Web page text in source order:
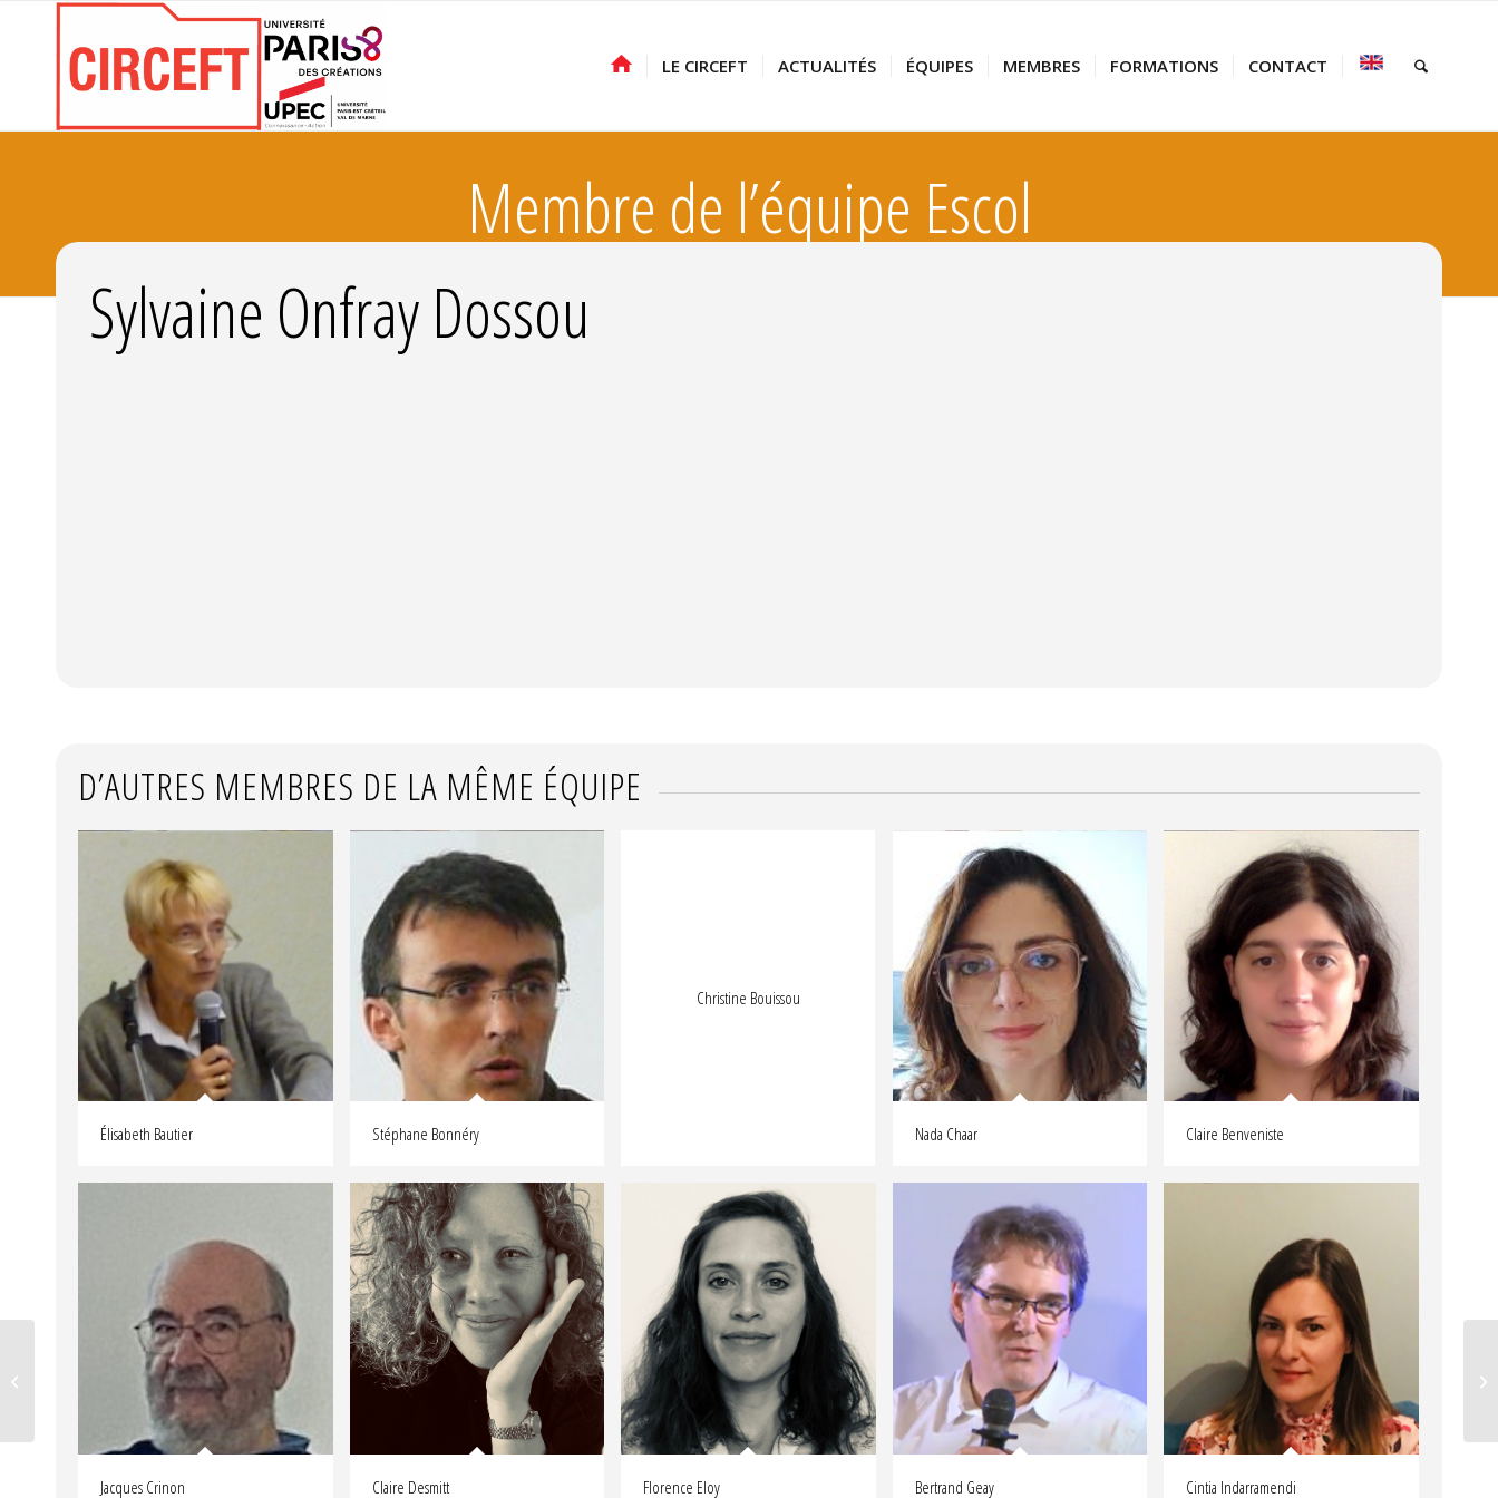
LE CIRCEFT ACTUALITÉS ÉQUIPES MEMBRES FORMATIONS CONTACT
Membre de l’équipe Escol
Sylvaine Onfray Dossou
D’AUTRES MEMBRES DE LA MÊME ÉQUIPE
Élisabeth Bautier Stéphane Bonnéry
Christine Bouissou
Nada Chaar Claire Benveniste
Jacques Crinon Claire Desmitt Florence Eloy Bertrand Geay Cintia Indarramendi